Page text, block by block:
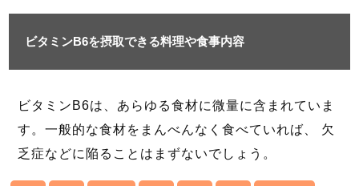
ビタミンB6を摂取できる料理や食事内容
ビタミンB6は、あらゆる食材に微量に含まれていま
す。一般的な食材をまんべんなく食べていれば、 欠
乏症などに陥ることはまずないでしょう。